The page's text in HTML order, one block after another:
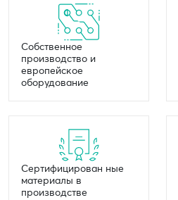
Собственное
производство и
европейское
оборудование
Сертифицирован ные
материалы в
производстве